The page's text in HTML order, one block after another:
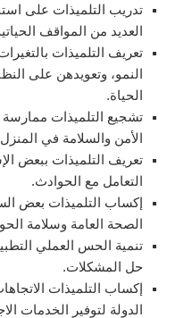
تدريب التلميذات على
العديد من المواقف
تعريف التلميذات
النمو، وتعويدهن على
الحياة.
تشجيع التلميذات
الأمن والسلامة في
تعريف التلميذات ببعض
التعامل مع الحوادث.
إكساب التلميذات بعض
الصحة العامة وسلامة
تنمية الحس العملي
حل المشكلات.
إكساب التلميذات
الدولة لتوفير الخدمات